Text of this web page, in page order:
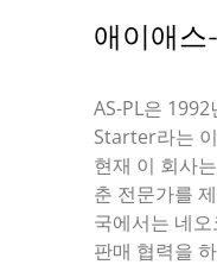
애이애스
AS-PL은
Starter라는
현재 이 회사
춘 전문가를
국에서는 네
판매 협력을